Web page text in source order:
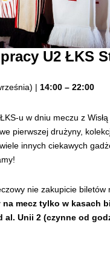
U2 ŁKS
| 14:00 – 22:00
u w dniu meczu z
pierwszej drużyny,
innych ciekawych
nie zakupicie biletów
na mecz tylko w kasach
al. Unii 2 (czynne od